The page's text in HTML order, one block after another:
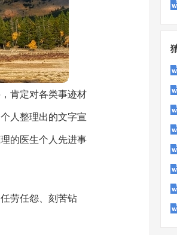
肯定对各类事迹材
人整理出的文字宣
的医生个人先进事
劳任怨、刻苦钻